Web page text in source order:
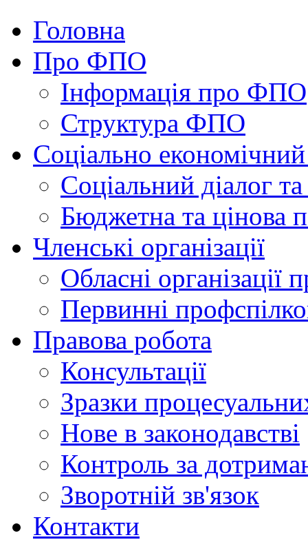
Головна
Про ФПО
Інформація про ФПО
Структура ФПО
Соціально
Соціальний діалог
Бюджетна та цінова
Членські організації
Обласні організації
Первинні
Правова робота
Консультації
Зразки
Нове в законодавстві
Контроль за
Зворотній зв'язок
Контакти